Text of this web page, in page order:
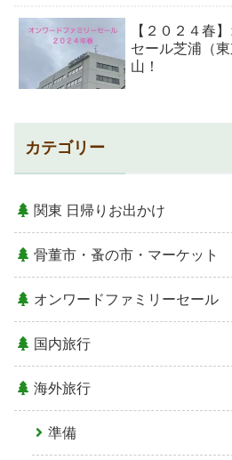
【２０２４春
セール芝浦（
山！
カテゴリー
関東 日帰りお出かけ
骨董市・蚤の市・マーケット
オンワードファミリーセール
国内旅行
海外旅行
準備